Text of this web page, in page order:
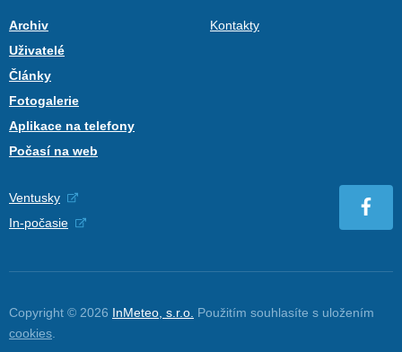
Archiv
Uživatelé
Články
Fotogalerie
Aplikace na telefony
Počasí na web
Kontakty
Ventusky
In-počasie
Copyright © 2026 InMeteo, s.r.o. Použitím souhlasíte s uložením
cookies